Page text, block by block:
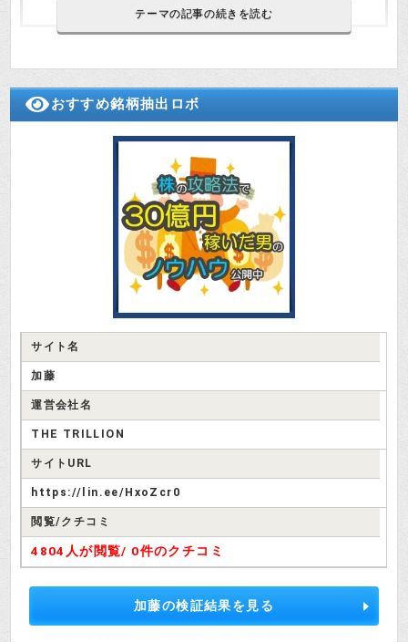
金商登録番号の無い怪しサイト「テ
ーマ(ＴＨＥＭＥ)」は関東財務局か
う者として、平成29年6月21日に警
告を受けているのね。
はい、でもいまだに営業を続けてい
るようで、サイトもそのままあるん
ですよ。
悪徳サイトとして定評があるワード
（ＷＯＲＤ）も同じ会社の運営だっ
たのね。
投資はじめ
詐欺師の協力タッグですね。
検証さつき
詐欺師が開き直って営業を続けてい
ます。善良な投資家の皆さん、詐欺
サイトにアクセスしない様に注意し
ましょう。
おすすめ銘柄抽出ロボ
サイト名
加藤
運営会社名
THE TRILLION
サイトURL
https://lin.ee/HxoZcr0
閲覧/クチコミ
4804人が閲覧/ 0件のクチコミ
加藤の検証結果を見る